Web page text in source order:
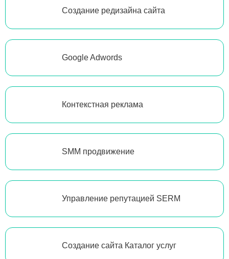
Создание редизайна сайта
Google Adwords
Контекстная реклама
SMM продвижение
Управление репутацией SERM
Создание сайта Каталог услуг